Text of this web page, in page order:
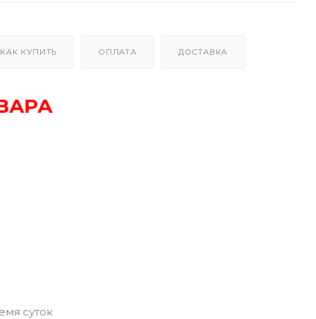
КАК КУПИТЬ ОПЛАТА ДОСТАВКА
суток